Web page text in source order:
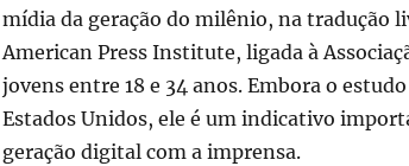
mídia da geração do milênio, na tradução
American Press Institute, ligada à
jovens entre 18 e 34 anos. Embora o
Estados Unidos, ele é um indicativo
geração digital com a imprensa.